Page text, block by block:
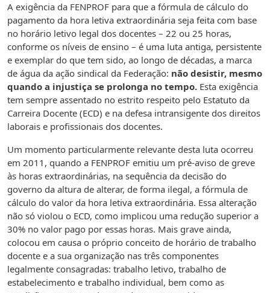
A exigência da FENPROF para que a fórmula de cálculo do
pagamento da hora letiva extraordinária seja feita com base
no horário letivo legal dos docentes – 22 ou 25 horas,
conforme os níveis de ensino – é uma luta antiga, persistente
e exemplar do que tem sido, ao longo de décadas, a marca
de água da ação sindical da Federação: não desistir, mesmo
quando a injustiça se prolonga no tempo. Esta exigência
tem sempre assentado no estrito respeito pelo Estatuto da
Carreira Docente (ECD) e na defesa intransigente dos direitos
laborais e profissionais dos docentes.
Um momento particularmente relevante desta luta ocorreu
em 2011, quando a FENPROF emitiu um pré-aviso de greve
às horas extraordinárias, na sequência da decisão do
governo da altura de alterar, de forma ilegal, a fórmula de
cálculo do valor da hora letiva extraordinária. Essa alteração
não só violou o ECD, como implicou uma redução superior a
30% no valor pago por essas horas. Mais grave ainda,
colocou em causa o próprio conceito de horário de trabalho
docente e a sua organização nas três componentes
legalmente consagradas: trabalho letivo, trabalho de
estabelecimento e trabalho individual, bem como as